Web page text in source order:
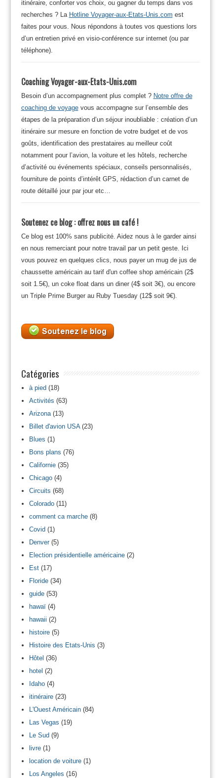
itinéraire, conforter vos choix, ou gagner du temps dans vos
recherches ? La Hotline Voyager-aux-Etats-Unis.com est
faites pour vous. Nous répondons à toutes vos questions lors
d’un entretien privé en visio-conférence sur internet (ou par
téléphone).
Coaching Voyager-aux-Etats-Unis.com
Besoin d’un accompagnement plus complet ? Notre offre de
coaching de voyagevous accompagne sur l’ensemble des
étapes de la préparation d’un séjour inoubliable : création d’un
itinéraire sur mesure en fonction de votre budget et de vos
goûts, identification des prestataires au meilleur coût
notamment pour l’avion, la voiture et les hôtels, recherche
d’activité ou événements spéciaux, conseils personnalisés,
fourniture de points d’intérêt GPS, rédaction d’un carnet de
route détaillé jour par jour etc…
Soutenez ce blog : offrez nous un café !
Ce blog est 100% sans publicité. Aidez nous à le garder ainsi
en nous remerciant pour notre travail par un petit geste. Ici
vous pouvez en quelques clics, nous payer un mug de jus de
chaussette américain au tarif d'un coffee shop américain (2$
soit 1.5€), un coke float dans un diner (4$ soit 3€), ou encore
un Triple Prime Burger au Ruby Tuesday (12$ soit 9€).
Catégories
à pied(18)
Activités (63)
Arizona(13)
Billet d'avion USA(23)
Blues (1)
Bons plans (76)
Californie(35)
Chicago(4)
Circuits (68)
Colorado(11)
comment ca marche(8)
Covid(1)
Denver(5)
Election présidentielle américaine(2)
Est(17)
Floride(34)
guide(53)
hawaï(4)
hawaii (2)
histoire(5)
Histoire des Etats-Unis (3)
Hôtel (36)
hotel (2)
Idaho(4)
itinéraire(23)
L'Ouest Américain(84)
Las Vegas (19)
Le Sud(9)
livre(1)
location de voiture(1)
Los Angeles (16)